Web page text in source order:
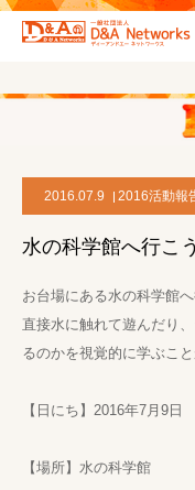
2016.07.9 2016活動報
水の科学館へ行こ
お台場にある水の科学館へ
直接水に触れて遊んだり
るのかを視覚的に学ぶこと
【日にち】2016年7月9日
【場所】水の科学館
HOME
プロジェクト概要
お問い合わせ
ブログ
プライバシーポリ